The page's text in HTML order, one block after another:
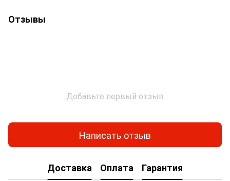
Отзывы
Добавьте первый отзыв
Написать отзыв
Доставка Оплата Гарантия